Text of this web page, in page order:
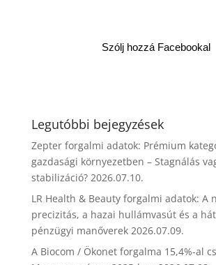
Szólj hozzá Facebookal
Legutóbbi bejegyzések
Zepter forgalmi adatok: Prémium
gazdasági környezetben – Stagnálás
stabilizáció? 2026.07.10.
LR Health & Beauty forgalmi adatok: A
precizitás, a hazai hullámvasút és a
pénzügyi manőverek 2026.07.09.
A Biocom / Ökonet forgalma 15,4%-al